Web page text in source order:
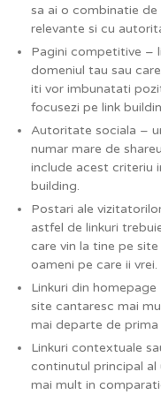
sa ai o combinatie de
relevante si cu
Pagini competitive –
domeniul tau sau
iti vor imbunatati
focusezi pe link
Autoritate sociala –
numar mare de
include acest criteriu
building.
Postari ale
astfel de linkuri
care vin la tine pe
oameni pe care ii vrei.
Linkuri din
site cantaresc mai
mai departe de
Linkuri contextuale
continutul principal al
mai mult in